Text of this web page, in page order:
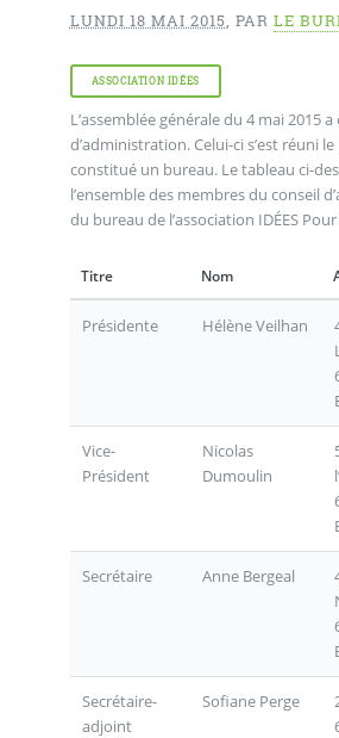
LUNDI 18 MAI 2015, PAR LE
ASSOCIATION IDÉES
L’assemblée générale du 4 mai 2015
d’administration. Celui-ci s’est réuni
constitué un bureau. Le tableau ci-
l’ensemble des membres du conseil
du bureau de l’association IDÉES
Titre Nom
Présidente Hélène Veilhan
Vice-
Président
Nicolas
Dumoulin
Secrétaire Anne Bergeal
Secrétaire-
adjoint
Sofiane Perge